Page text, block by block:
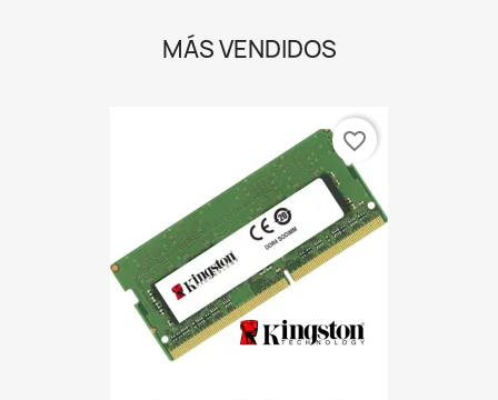
MÁS VENDIDOS
favorite_border